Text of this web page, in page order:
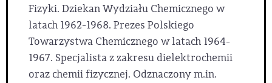
Fizyki. Dziekan Wydziału Chemicznego w
latach 1962-1968. Prezes Polskiego
Towarzystwa Chemicznego w latach 1964-
1967. Specjalista z zakresu dielektrochemii
oraz chemii fizycznej. Odznaczony m.in.